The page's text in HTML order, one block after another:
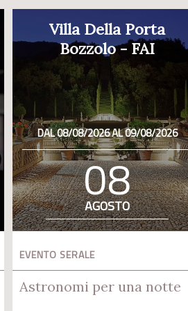
Villa Della Porta
Bozzolo - FAI
DAL 08/08/2026 AL 09/08/2026
08
AGOSTO
EVENTO SERALE
Astronomi per una notte